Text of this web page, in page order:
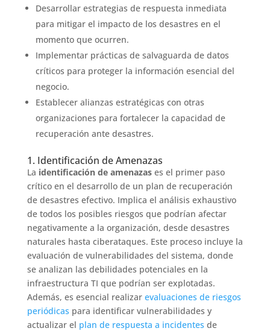
Desarrollar estrategias de respuesta inmediata
para mitigar el impacto de los desastres en el
momento que ocurren.
Implementar prácticas de salvaguarda de datos
críticos para proteger la información esencial del
negocio.
Establecer alianzas estratégicas con otras
organizaciones para fortalecer la capacidad de
recuperación ante desastres.
1. Identificación de Amenazas
La identificación de amenazases el primer paso
crítico en el desarrollo de un plan de recuperación
de desastres efectivo. Implica el análisis exhaustivo
de todos los posibles riesgos que podrían afectar
negativamente a la organización, desde desastres
naturales hasta ciberataques. Este proceso incluye la
evaluación de vulnerabilidades del sistema, donde
se analizan las debilidades potenciales en la
infraestructura TI que podrían ser explotadas.
Además, es esencial realizar evaluaciones de riesgos
periódicas para identificar vulnerabilidades y
actualizar el plan de respuesta a incidentes de